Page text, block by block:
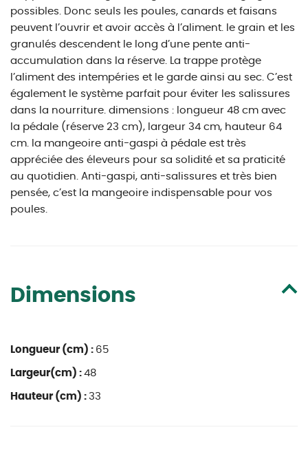
possibles. Donc seuls les poules, canards et faisans
peuvent l’ouvrir et avoir accès à l’aliment. le grain et les
granulés descendent le long d’une pente anti-
accumulation dans la réserve. La trappe protège
l’aliment des intempéries et le garde ainsi au sec. C’est
également le système parfait pour éviter les salissures
dans la nourriture. dimensions : longueur 48 cm avec
la pédale (réserve 23 cm), largeur 34 cm, hauteur 64
cm. la mangeoire anti-gaspi à pédale est très
appréciée des éleveurs pour sa solidité et sa praticité
au quotidien. Anti-gaspi, anti-salissures et très bien
pensée, c’est la mangeoire indispensable pour vos
poules.
Dimensions
Longueur (cm) : 65
Largeur(cm) : 48
Hauteur (cm) : 33